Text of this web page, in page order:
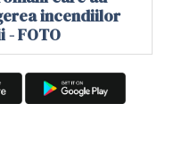
incendiilor
- FOTO